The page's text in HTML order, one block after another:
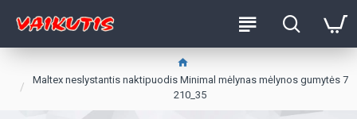
Maltex neslystantis naktipuodis Minimal mėlynas mėlynos gumytės 7
210_35